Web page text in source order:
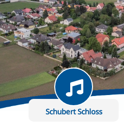
Schubert Schloss